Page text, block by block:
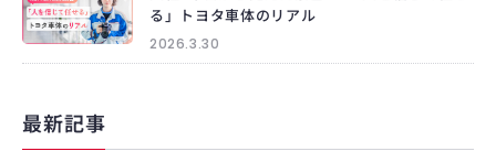
る」トヨタ車体のリアル
2026.3.30
最新記事